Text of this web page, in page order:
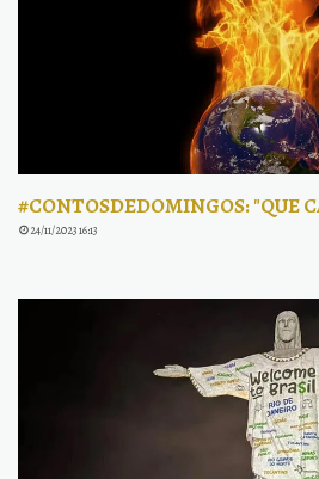
#CONTOSDEDOMINGOS: "QUE
24/11/2023 16:13